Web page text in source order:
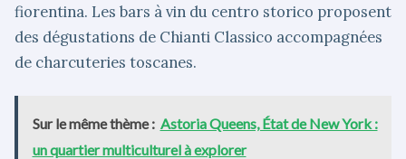
fiorentina. Les bars à vin du centro storico proposent
des dégustations de Chianti Classico accompagnées
de charcuteries toscanes.
Sur le même thème : Astoria Queens, État de New York :
un quartier multiculturel à explorer